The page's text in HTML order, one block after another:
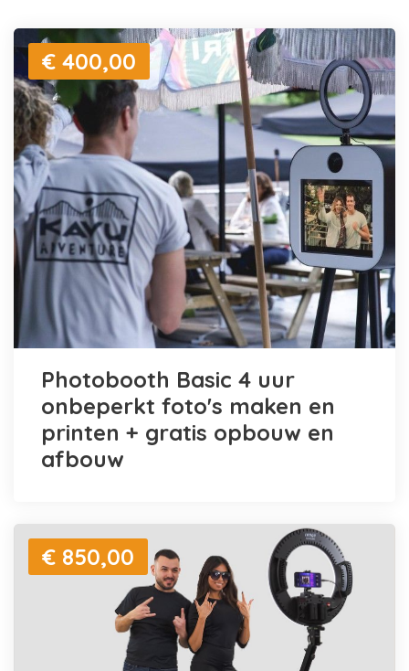
€ 400,00
Photobooth Basic 4 uur
onbeperkt foto's maken en
printen + gratis opbouw en
afbouw
€ 850,00